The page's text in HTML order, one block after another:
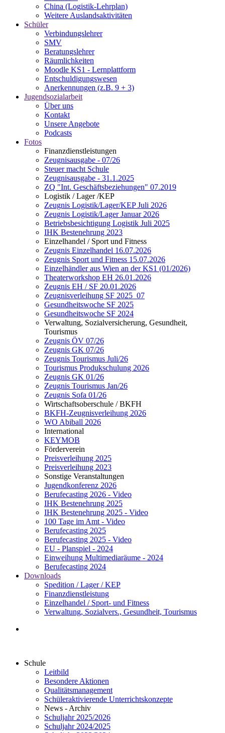
China (Logistik-Lehrplan)
Weitere Auslandsaktivitäten
Schüler
Verbindungslehrer
SMV
Beratungslehrer
Räumlichkeiten
Moodle KS1 - Lernplattform
Entschuldigungswesen
Anerkennungen (z.B. 9 + 3)
Jugendsozialarbeit
Über uns
Kontakt
Unsere Angebote
Podcasts
Fotos
Finanzdienstleistungen
Zeugnisausgabe - 07/26
Steuer macht Schule
Zeugnisausgabe - 31.1.2025
ZQ "Int. Geschäftsbeziehungen" 07.2019
Logistik / Lager /KEP
Zeugnis Logistik/Lager/KEP Juli 2026
Zeugnis Logistik/Lager Januar 2026
Betriebsbesichtigung Logistik Juli 2025
IHK Bestenehrung 2023
Einzelhandel / Sport und Fitness
Zeugnis Einzelhandel 16.07.2026
Zeugnis Sport und Fitness 15.07.2026
Einzelhändler aus Wien an der KS1 (01/2026)
Theaterworkshop EH 26.01.2026
Zeugnis EH / SF 20.01.2026
Zeugnisverleihung SF 2025_07
Gesundheitswoche SF 2025
Gesundheitswoche SF 2024
Verwaltung, Sozialversicherung, Gesundheit,
Tourismus
Zeugnis ÖV 07/26
Zeugnis GK 07/26
Zeugnis Tourismus Juli/26
Tourismus Produkschulung 2026
Zeugnis GK 01/26
Zeugnis Tourismus Jan/26
Zeugnis Sofa 01/26
Wirtschaftsoberschule / BKFH
BKFH-Zeugnisverleihung 2026
WO Abiball 2026
International
KEYMOB
Förderverein
Preisverleihung 2025
Preisverleihung 2023
Sonstige Veranstaltungen
Jugendkonferenz 2026
Berufecasting 2026 - Video
IHK Bestenehrung 2025
IHK Bestenehrung 2025 - Video
100 Tage im Amt - Video
Berufecasting 2025
Berufecasting 2025 - Video
EU - Planspiel - 2024
Einweihung Multimediaräume - 2024
Berufecasting 2024
Downloads
Spedition / Lager / KEP
Finanzdienstleistung
Einzelhandel / Sport- und Fitness
Verwaltung, Sozialvers., Gesundheit, Tourismus
Schule
Leitbild
Besondere Aktionen
Qualitätsmanagement
Schüleraktivierende Unterrichtskonzepte
News - Archiv
Schuljahr 2025/2026
Schuljahr 2024/2025